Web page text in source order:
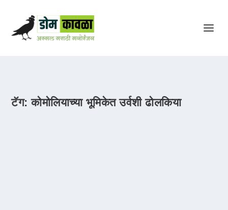
टॅग:कोमोलियाच्या भूमिकेत उर्वशी ढोलकिया